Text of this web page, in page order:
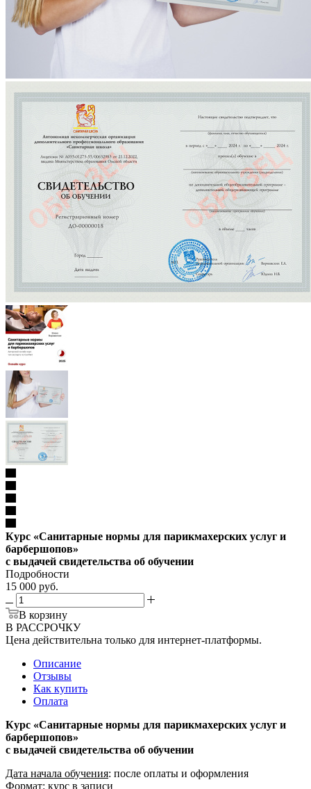
Курс «Санитарные нормы для парикмахерских услуг и
барбершопов»
с выдачей свидетельства об обучении
Подробности
15 000 руб.
В корзину
В РАССРОЧКУ
Цена действительна только для интернет-платформы.
Описание
Отзывы
Как купить
Оплата
Курс «Санитарные нормы для парикмахерских услуг и
барбершопов»
с выдачей свидетельства об обучении
Дата начала обучения: после оплаты и оформления
Формат: курс в записи